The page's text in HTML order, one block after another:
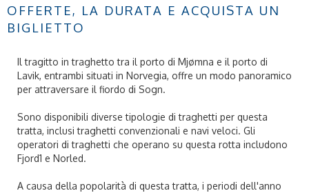
OFFERTE, LA DURATA E ACQUISTA UN
BIGLIETTO
Il tragitto in traghetto tra il porto di Mjømna e il porto di
Lavik, entrambi situati in Norvegia, offre un modo panoramico
per attraversare il fiordo di Sogn.
Sono disponibili diverse tipologie di traghetti per questa
tratta, inclusi traghetti convenzionali e navi veloci. Gli
operatori di traghetti che operano su questa rotta includono
Fjord1 e Norled.
A causa della popolarità di questa tratta, i periodi dell'anno